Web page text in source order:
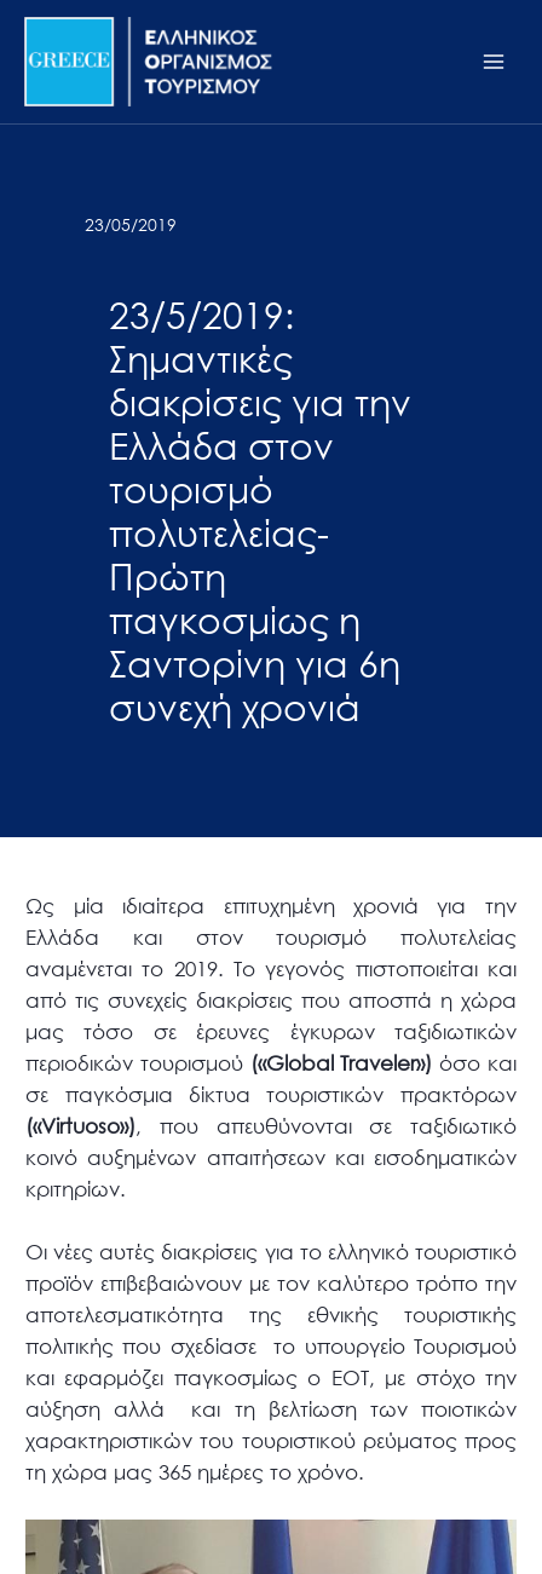
Σημείωση:
ιστότοπος
προσβασιμότητας.
Μετάβαση
περιεχόμενο
23/05/2019
23/5/2019:
Σημαντικές
διακρίσεις για την
Ελλάδα στον
τουρισμό
πολυτελείας-
Πρώτη
παγκοσμίως η
Σαντορίνη για 6η
συνεχή χρονιά
Ως μία ιδιαίτερα επιτυχημένη χρονιά για την
Ελλάδα και στον τουρισμό πολυτελείας
αναμένεται το 2019. Το γεγονός πιστοποιείται και
από τις συνεχείς διακρίσεις που αποσπά η χώρα
μας τόσο σε έρευνες έγκυρων ταξιδιωτικών
περιοδικών τουρισμού («Global Traveler») όσο και
σε παγκόσμια δίκτυα τουριστικών πρακτόρων
(«Virtuoso»), που απευθύνονται σε ταξιδιωτικό
κοινό αυξημένων απαιτήσεων και εισοδηματικών
κριτηρίων.
Οι νέες αυτές διακρίσεις για το ελληνικό τουριστικό
προϊόν επιβεβαιώνουν με τον καλύτερο τρόπο την
αποτελεσματικότητα της εθνικής τουριστικής
πολιτικής που σχεδίασε το υπουργείο Τουρισμού
και εφαρμόζει παγκοσμίως ο ΕΟΤ, με στόχο την
αύξηση αλλά και τη βελτίωση των ποιοτικών
χαρακτηριστικών του τουριστικού ρεύματος προς
τη χώρα μας 365 ημέρες το χρόνο.